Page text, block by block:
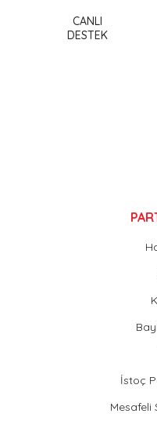
Ürün açıklamasında
Ürün bilgilerinde hatalar
CANLI
DESTEK
İstoç
Mesafeli